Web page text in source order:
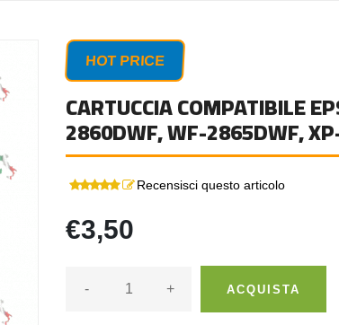
HOT PRICE
CARTUCCIA COMPATIBILE
2860DWF, WF-2865DWF,
Recensisci questo articolo
€3,50
- + ACQUISTA